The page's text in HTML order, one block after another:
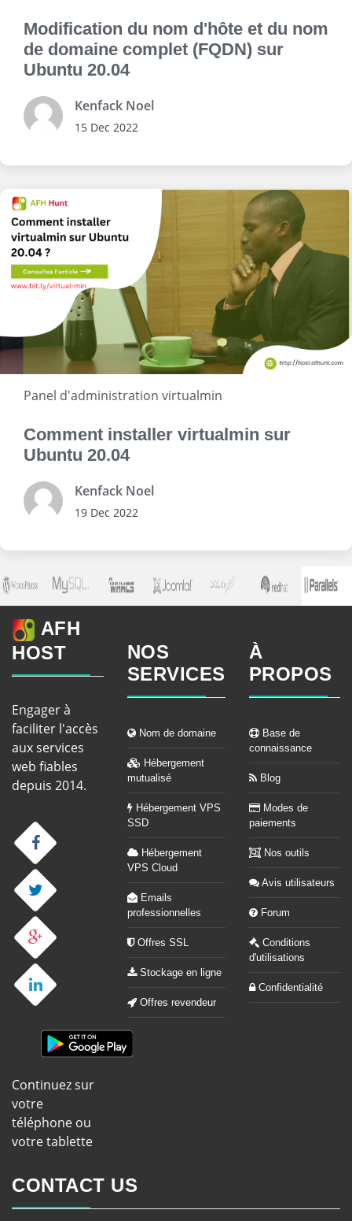
Modification du nom d'hôte et du nom
de domaine complet (FQDN) sur
Ubuntu 20.04
Kenfack Noel
15 Dec 2022
Panel d'administration virtualmin
Comment installer virtualmin sur
Ubuntu 20.04
Kenfack Noel
19 Dec 2022
AFH
HOST
Engager à
faciliter l'accès
aux services
web fiables
depuis 2014.
Continuez sur
votre
téléphone ou
votre tablette
NOS
SERVICES
Nom de domaine
Hébergement
mutualisé
Hébergement VPS
SSD
Hébergement
VPS Cloud
Emails
professionnelles
Offres SSL
Stockage en ligne
Offres revendeur
À
PROPOS
Base de
connaissance
Blog
Modes de
paiements
Nos outils
Avis utilisateurs
Forum
Conditions
d'utilisations
Confidentialité
CONTACT US